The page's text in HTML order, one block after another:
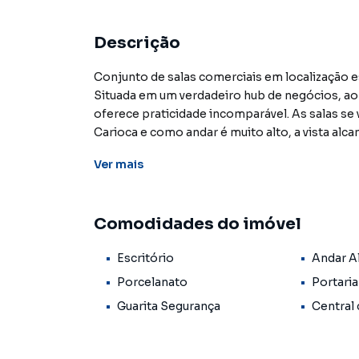
Descrição
Conjunto de salas comerciais em localização
Situada em um verdadeiro hub de negócios,
oferece praticidade incomparável. As salas
Carioca e como andar é muito alto, a vista
dois banheiros e um hall de entrada separado
dos mais modernos e funcionais projetos
grande economia no consumo de energia
pioneirismo do projeto também se revela na
de todos os tipos de tubulações adicionais,
contra incêndio inspirado no do Corpo de
Ver mais
Comodidades do imóvel
Escritório Andar
Porcelanato
Guarita Segurança
Central